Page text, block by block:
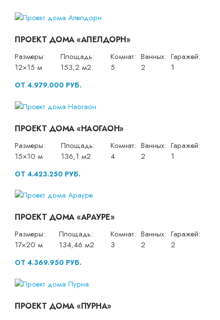
ПРОЕКТ ДОМА «АПЕЛДОРН»
Размеры:
12×15 м
Площадь:
153,2 м2
Комнат:
5
Ванных:
2
Гаражей:
1
ОТ 4.979.000 РУБ.
ПРОЕКТ ДОМА «НАОГАОН»
Размеры:
15×10 м
Площадь:
136,1 м2
Комнат:
4
Ванных:
2
Гаражей:
1
ОТ 4.423.250 РУБ.
ПРОЕКТ ДОМА «АРАУРЕ»
Размеры:
17×20 м
Площадь:
134,46 м2
Комнат:
3
Ванных:
2
Гаражей:
2
ОТ 4.369.950 РУБ.
ПРОЕКТ ДОМА «ПУРНА»